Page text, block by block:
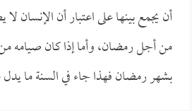
أن يجمع بينها على اعتبار أن الإنسان
من أجل رمضان، وأما إذا كان صيامه
بشهر رمضان فهذا جاء في السنة ما